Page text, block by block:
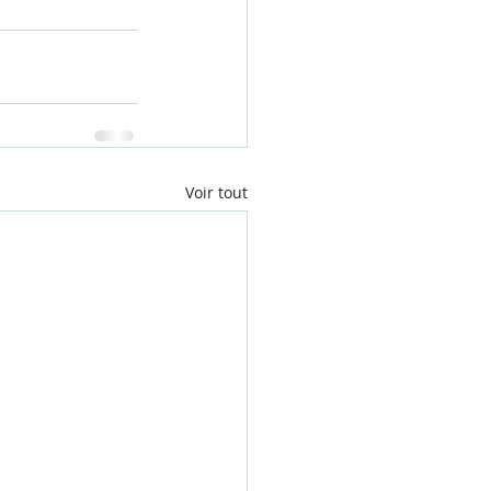
Voir tout